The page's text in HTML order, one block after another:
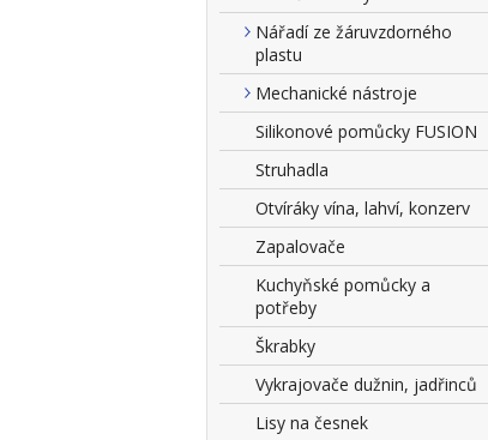
Nářadí ze žáruvzdorného
plastu
Mechanické nástroje
Silikonové pomůcky FUSION
Struhadla
Otvíráky vína, lahví, konzerv
Zapalovače
Kuchyňské pomůcky a
potřeby
Škrabky
Vykrajovače dužnin, jadřinců
Lisy na česnek